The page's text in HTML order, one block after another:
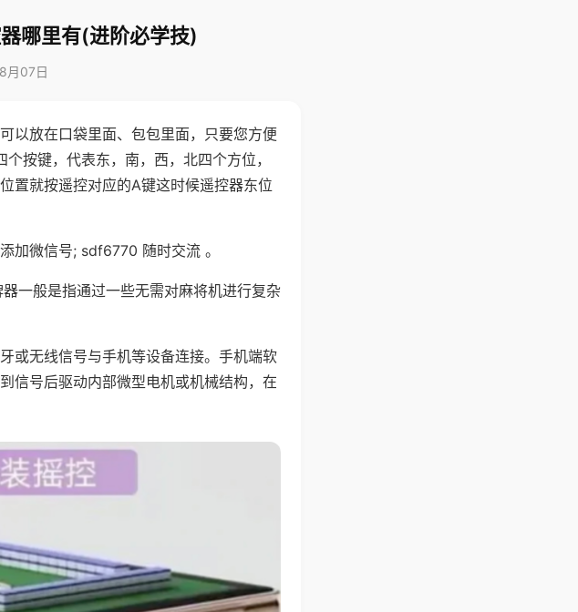
哪里有(进阶必学技)
月07日
以放在口袋里面、包包里面，只要您方便
按键，代表东，南，西，北四个方位，
置就按遥控对应的A键这时候遥控器东位
加微信号; sdf6770 随时交流 。
一般是指通过一些无需对麻将机进行复杂
或无线信号与手机等设备连接。手机端软
信号后驱动内部微型电机或机械结构，在